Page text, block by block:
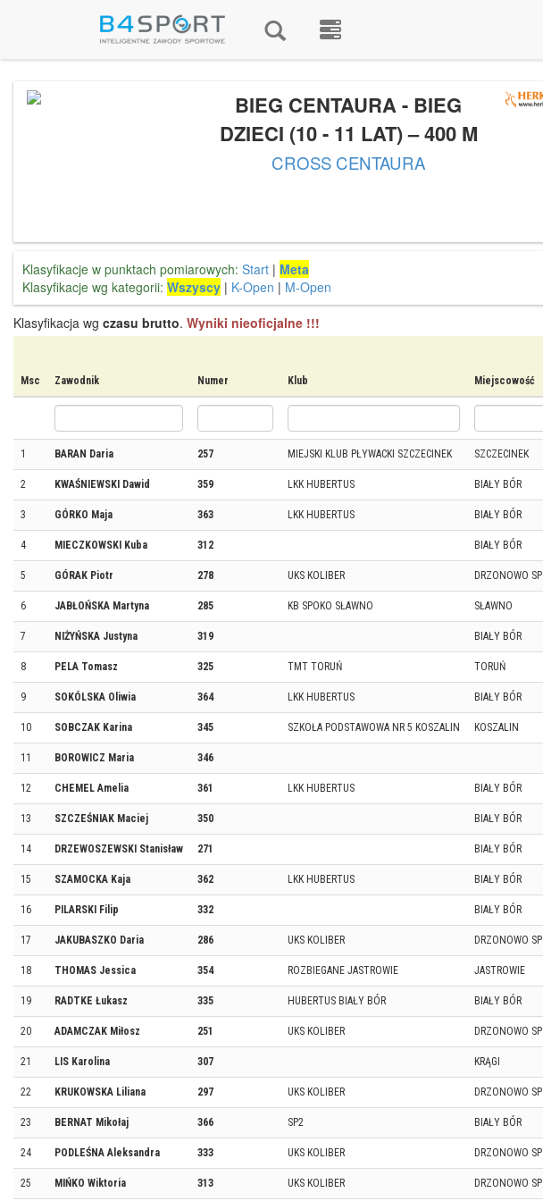
BIEG CENTAURA - BIEG
DZIECI (10 - 11 LAT) – 400 M
CROSS CENTAURA
Klasyfikacje w punktach pomiarowych: Start | Meta
Klasyfikacje wg kategorii: Wszyscy | K-Open | M-Open
Klasyfikacja wg czasu brutto. Wyniki nieoficjalne !!!
Msc Zawodnik Numer Klub Miejscowość
1 BARAN Daria 257 MIEJSKI KLUB PŁYWACKI SZCZECINEK SZCZECINEK
2 KWAŚNIEWSKI Dawid 359 LKK HUBERTUS BIAŁY BÓR
3 GÓRKO Maja 363 LKK HUBERTUS BIAŁY BÓR
4 MIECZKOWSKI Kuba 312 BIAŁY BÓR
5 GÓRAK Piotr 278 UKS KOLIBER DRZONOWO SP
6 JABŁOŃSKA Martyna 285 KB SPOKO SŁAWNO SŁAWNO
7 NIŻYŃSKA Justyna 319 BIAŁY BÓR
8 PELA Tomasz 325 TMT TORUŃ TORUŃ
9 SOKÓLSKA Oliwia 364 LKK HUBERTUS BIAŁY BÓR
10 SOBCZAK Karina 345 SZKOŁA PODSTAWOWA NR 5 KOSZALIN KOSZALIN
11 BOROWICZ Maria 346
12 CHEMEL Amelia 361 LKK HUBERTUS BIAŁY BÓR
13 SZCZEŚNIAK Maciej 350 BIAŁY BÓR
14 DRZEWOSZEWSKI Stanisław 271 BIAŁY BÓR
15 SZAMOCKA Kaja 362 LKK HUBERTUS BIAŁY BÓR
16 PILARSKI Filip 332 BIAŁY BÓR
17 JAKUBASZKO Daria 286 UKS KOLIBER DRZONOWO SP
18 THOMAS Jessica 354 ROZBIEGANE JASTROWIE JASTROWIE
19 RADTKE Łukasz 335 HUBERTUS BIAŁY BÓR BIAŁY BÓR
20 ADAMCZAK Miłosz 251 UKS KOLIBER DRZONOWO SP
21 LIS Karolina 307 KRĄGI
22 KRUKOWSKA Liliana 297 UKS KOLIBER DRZONOWO SP
23 BERNAT Mikołaj 366 SP2 BIAŁY BÓR
24 PODLEŚNA Aleksandra 333 UKS KOLIBER DRZONOWO SP
25 MIŃKO Wiktoria 313 UKS KOLIBER DRZONOWO SP